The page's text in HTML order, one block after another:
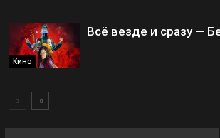
Кино
Всё везде и сразу —